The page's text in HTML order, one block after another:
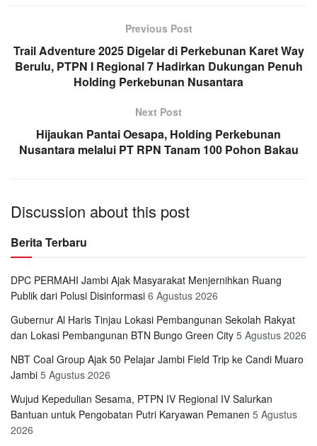
Previous Post
Trail Adventure 2025 Digelar di Perkebunan Karet Way
Berulu, PTPN I Regional 7 Hadirkan Dukungan Penuh
Holding Perkebunan Nusantara
Next Post
Hijaukan Pantai Oesapa, Holding Perkebunan
Nusantara melalui PT RPN Tanam 100 Pohon Bakau
Discussion about this post
Berita Terbaru
DPC PERMAHI Jambi Ajak Masyarakat Menjernihkan Ruang
Publik dari Polusi Disinformasi 6 Agustus 2026
Gubernur Al Haris Tinjau Lokasi Pembangunan Sekolah Rakyat
dan Lokasi Pembangunan BTN Bungo Green City 5 Agustus 2026
NBT Coal Group Ajak 50 Pelajar Jambi Field Trip ke Candi Muaro
Jambi 5 Agustus 2026
Wujud Kepedulian Sesama, PTPN IV Regional IV Salurkan
Bantuan untuk Pengobatan Putri Karyawan Pemanen 5 Agustus
2026